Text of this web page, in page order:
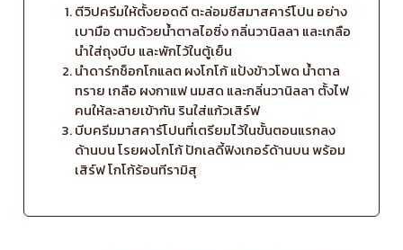
ตีวิปครีมให้ตั้งยอดดี ตะล่อมชีสมาสคาร์โปน อย่าง
เบามือ ตามด้วยน้ำตาลไอซิ่ง กลิ่นวานิลลา และเกลือ
นำใส่ถุงบีบ และพักไว้ในตู้เย็น
นำดาร์กช็อกโกแลต ผงโกโก้ แป้งข้าวโพด น้ำตาล
ทราย เกลือ ผงกาแฟ นมสด และกลิ่นวานิลลา ตั้งไฟ
คนให้ละลายเข้ากัน รินใส่แก้วเสิร์ฟ
บีบครีมมาสคาร์โปนที่เตรียมไว้ในขั้นตอนแรกลง
ด้านบน โรยผงโกโก้ ปักเลดี้ฟิงเกอร์ด้านบน พร้อม
เสิร์ฟ โกโก้ร้อนทีรามิสุ